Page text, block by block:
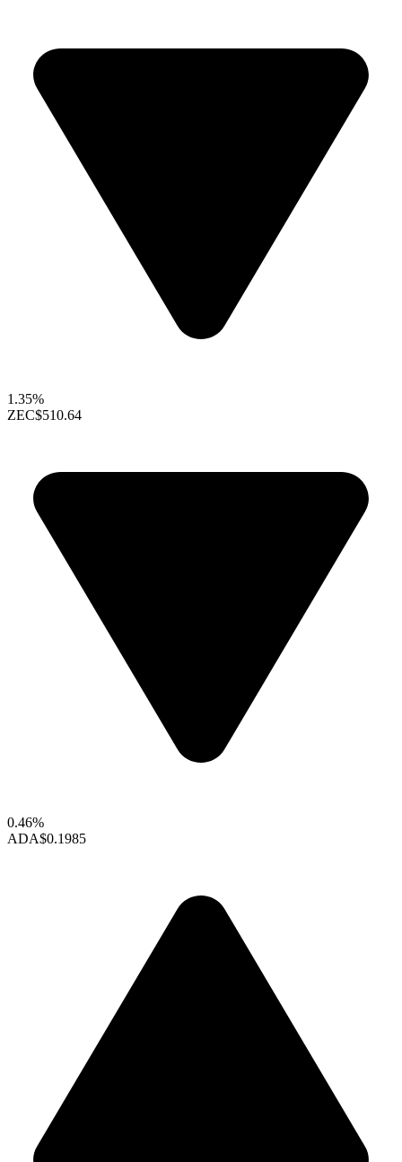
1.35%
ZEC$510.64
0.46%
ADA$0.1985